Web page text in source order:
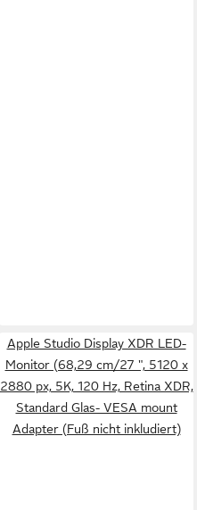
Apple Studio Display XDR LED-
Monitor (68,29 cm/27 ", 5120 x
2880 px, 5K, 120 Hz, Retina XDR,
Standard Glas- VESA mount
Adapter (Fuß nicht inkludiert)